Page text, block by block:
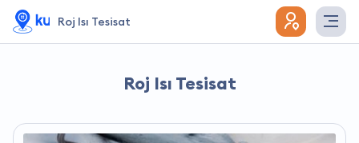
Roj Isı Tesisat
Roj Isı Tesisat